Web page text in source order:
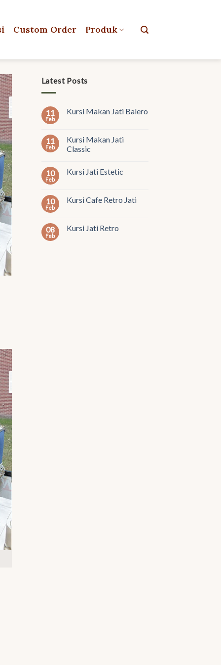
Custom Order Produk
Latest Posts
11
Feb
Kursi Makan Jati Balero
11
Feb
Kursi Makan Jati
Classic
10
Feb
Kursi Jati Estetic
10
Feb
Kursi Cafe Retro Jati
08
Feb
Kursi Jati Retro